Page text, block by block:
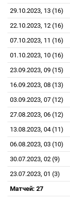
29.10.2023, 13 (16)
22.10.2023, 12 (16)
07.10.2023, 11 (16)
01.10.2023, 10 (16)
23.09.2023, 09 (15)
16.09.2023, 08 (13)
03.09.2023, 07 (12)
27.08.2023, 06 (12)
13.08.2023, 04 (11)
06.08.2023, 03 (10)
30.07.2023, 02 (9)
23.07.2023, 01 (3)
Матчей: 27